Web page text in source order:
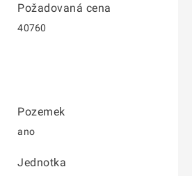
Požadovaná cena
40760
Pozemek
ano
Jednotka